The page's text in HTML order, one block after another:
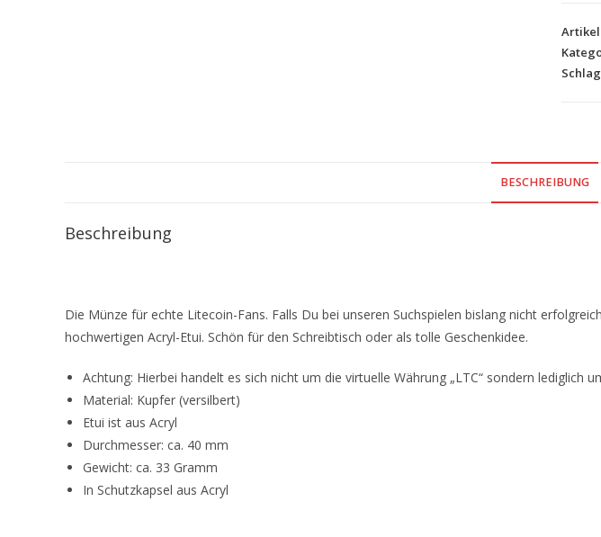
BESCHREIBUNG
Beschreibung
Die Münze für echte Litecoin-Fans. Falls Du bei unseren Suchspielen bislang nicht
hochwertigen Acryl-Etui. Schön für den Schreibtisch oder als tolle Geschenkidee.
Achtung: Hierbei handelt es sich nicht um die virtuelle Währung „LTC“ sondern lediglich
Material: Kupfer (versilbert)
Etui ist aus Acryl
Durchmesser: ca. 40 mm
Gewicht: ca. 33 Gramm
In Schutzkapsel aus Acryl